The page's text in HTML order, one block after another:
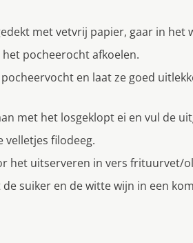
met vetvrij papier, gaar in het
pocheerocht afkoelen.
en laat ze goed
met het losgeklopt ei en vul de
velletjes filodeeg.
het uitserveren in vers frituurvet/
suiker en de witte wijn in een